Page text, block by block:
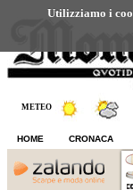
Utilizziamo i
METEO
HOME CRONACA